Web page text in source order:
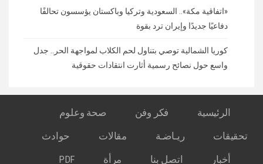
«اتفاقية مكة».. السعودية وتركيا وباكستان يؤسسون تحالفًا
دفاعيًا جديدًا وإيران ترد بقوة
كوريا الشمالية توصي بتناول لحم الكلاب لمواجهة الحر.. جدل
واسع حول نصائح رسمية أثارت انتقادات حقوقية
الرئيسية فكر وفن
صحة وعلوم
تحقيقات
ريـاضـة مقالات
حوادث
أخبار
اتصل بنا مرأة PDF